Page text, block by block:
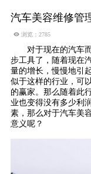
汽车美容维修管
 浏览：2785
对于现在的汽车而
步工具了，随着现在
量的增长，慢慢地引
似于这样的行业，可
的赢家。那么随着此
业也变得没有多少利
素，那么对于汽车美
意义呢？